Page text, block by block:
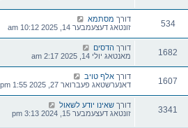
534 דורך מסתמא
זונטאג דעצעמבער 14, 2025 10:12 am
1682 דורך הדסים
מאנטאג יולי 14, 2025 2:17 am
1607 דורך אלף טויב
דאנערשטאג פעברואר 27, 2025 1:55 pm
3341 דורך שאינו יודע לשאול
זונטאג דעצעמבער 15, 2024 3:13 pm